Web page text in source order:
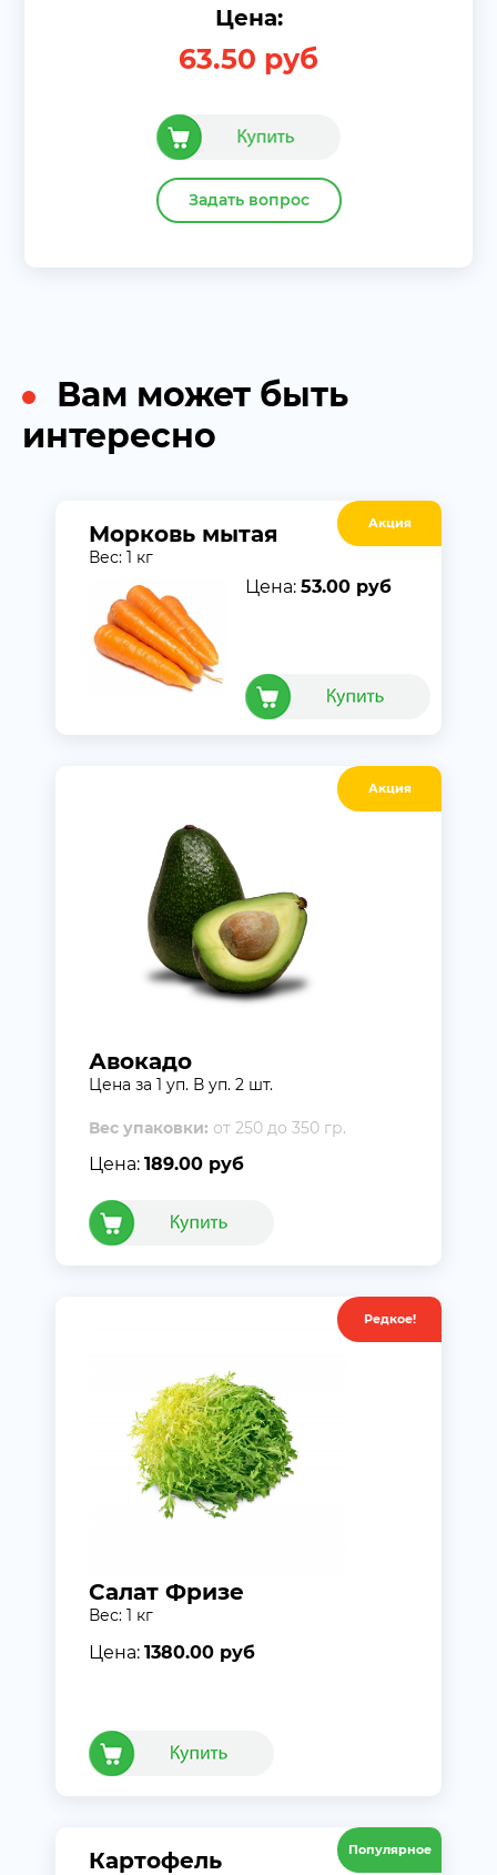
Цена:
63.50 руб
Задать вопрос
Вам может быть
интересно
Акция
Морковь мытая
Вес: 1 кг
Цена: 53.00 руб
Акция
Авокадо
Цена за 1 уп. В уп. 2 шт.
Вес упаковки: от 250 до 350 гр.
Цена: 189.00 руб
Редкое!
Салат Фризе
Вес: 1 кг
Цена: 1380.00 руб
Популярное
Картофель